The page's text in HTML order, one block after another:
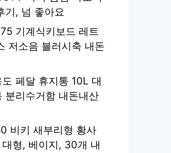
기, 넘 좋아요
기계식키보드 레트
저소음 블러시축 내돈
페달 휴지통 10L 대
분리수거함 내돈내산
비키 새부리형 황사
형, 베이지, 30개 내